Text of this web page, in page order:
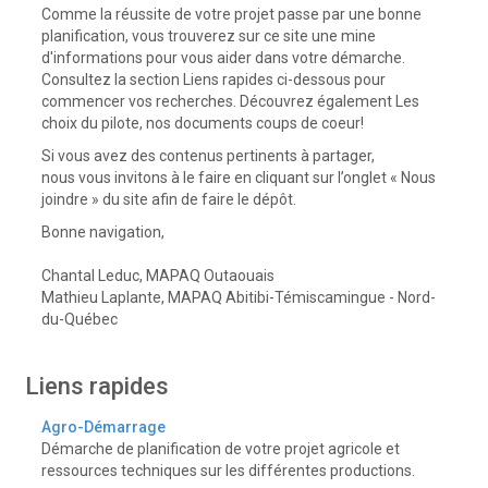
Comme la réussite de votre projet passe par une bonne
planification, vous trouverez sur ce site une mine
d'informations pour vous aider dans votre démarche.
Consultez la section Liens rapides ci-dessous pour
commencer vos recherches. Découvrez également Les
choix du pilote, nos documents coups de coeur!
Si vous avez des contenus pertinents à partager,
nous vous invitons à le faire en cliquant sur l’onglet « Nous
joindre » du site afin de faire le dépôt.
Bonne navigation,
Chantal Leduc, MAPAQ Outaouais
Mathieu Laplante, MAPAQ Abitibi-Témiscamingue - Nord-
du-Québec
Liens rapides
Agro-Démarrage
Démarche de planification de votre projet agricole et
ressources techniques sur les différentes productions.